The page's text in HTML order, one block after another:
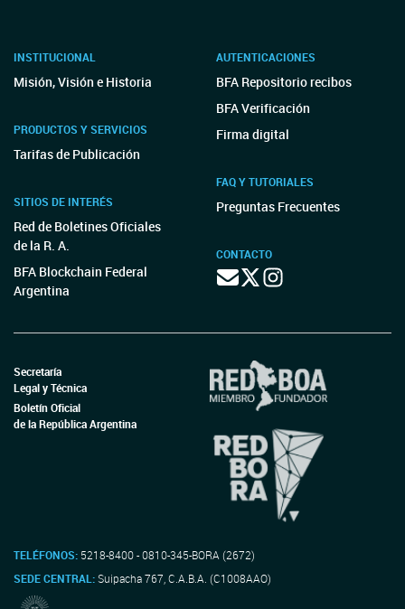
INSTITUCIONAL
Misión, Visión e Historia
PRODUCTOS Y SERVICIOS
Tarifas de Publicación
SITIOS DE INTERÉS
Red de Boletines Oficiales
de la R. A.
BFA Blockchain Federal
Argentina
AUTENTICACIONES
BFA Repositorio recibos
BFA Verificación
Firma digital
FAQ Y TUTORIALES
Preguntas Frecuentes
CONTACTO
Secretaría
Legal y Técnica
Boletín Oficial
de la República Argentina
TELÉFONOS: 5218-8400 - 0810-345-BORA (2672)
SEDE CENTRAL:Suipacha 767, C.A.B.A. (C1008AAO)